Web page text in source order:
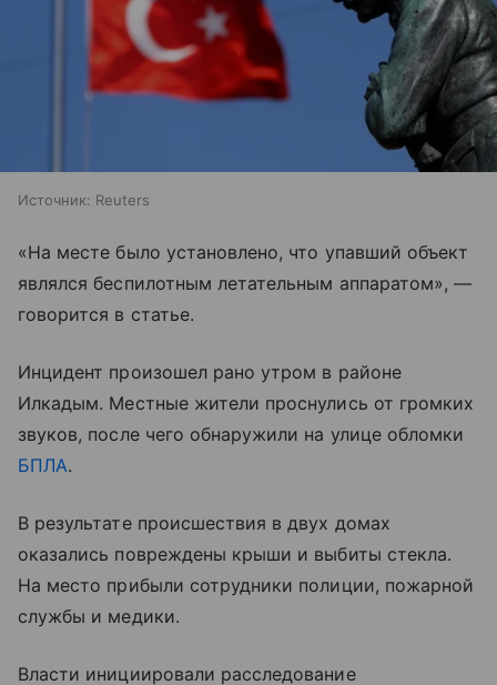
Источник: Reuters
«На месте было установлено, что упавший объект
являлся беспилотным летательным аппаратом», —
говорится в статье.
Инцидент произошел рано утром в районе
Илкадым. Местные жители проснулись от громких
звуков, после чего обнаружили на улице обломки
БПЛА.
В результате происшествия в двух домах
оказались повреждены крыши и выбиты стекла.
На место прибыли сотрудники полиции, пожарной
службы и медики.
Власти инициировали расследование